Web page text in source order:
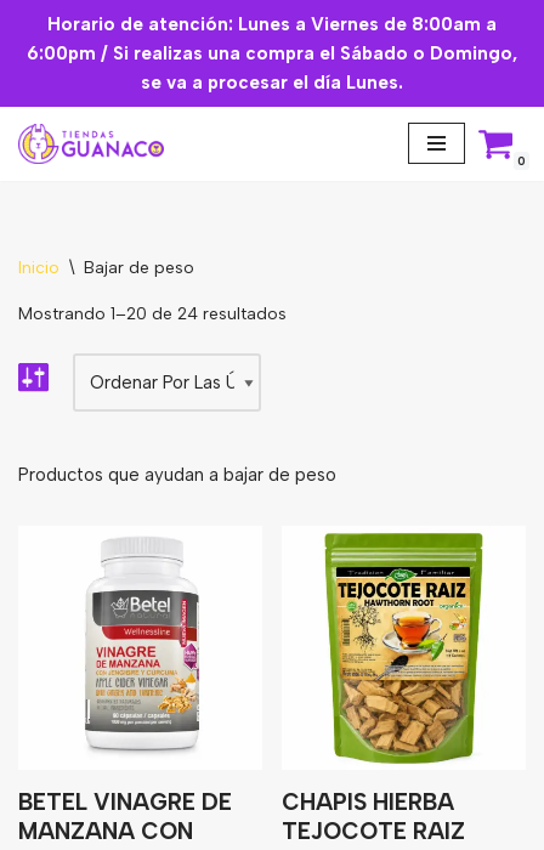
Saltar
contenido
Horario de atención: Lunes a Viernes de 8:00am a
6:00pm / Si realizas una compra el Sábado o Domingo,
se va a procesar el día Lunes.
0
Mascarilla facial
Harinas
Edulcorante
Enlatados
Viveres
Sopas
Atoles
Inicio \ Bajar de peso
Mostrando 1–20 de 24 resultados
Productos que ayudan a bajar de peso
BETEL VINAGRE DE
MANZANA CON
CHAPIS HIERBA
TEJOCOTE RAIZ